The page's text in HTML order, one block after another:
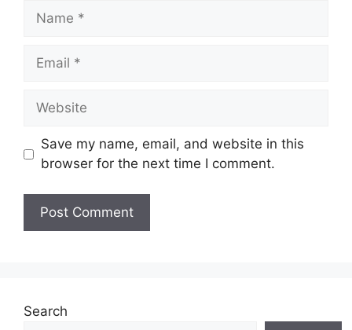
Name
Email
Website
Save my name, email, and website in this
browser for the next time I comment.
Search